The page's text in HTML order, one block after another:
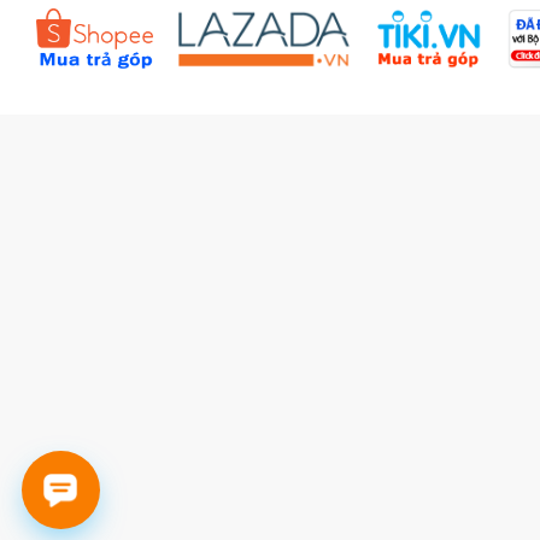
Câu hỏi thường gặp (FAQs)
Kiểm tra đơn hàng
Đặt hàng theo yêu cầu